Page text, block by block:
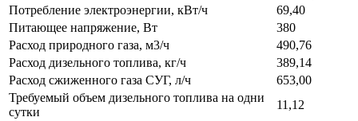
Потребление электроэнергии, кВт/ч
69,40
Питающее напряжение, Вт
380
Расход природного газа, м3/ч
490,76
Расход дизельного топлива, кг/ч
389,14
Расход сжиженного газа СУГ, л/ч
653,00
Требуемый объем дизельного топлива на одни
сутки
11,12